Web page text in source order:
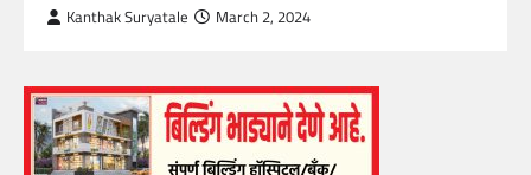
Kanthak Suryatale March 2, 2024